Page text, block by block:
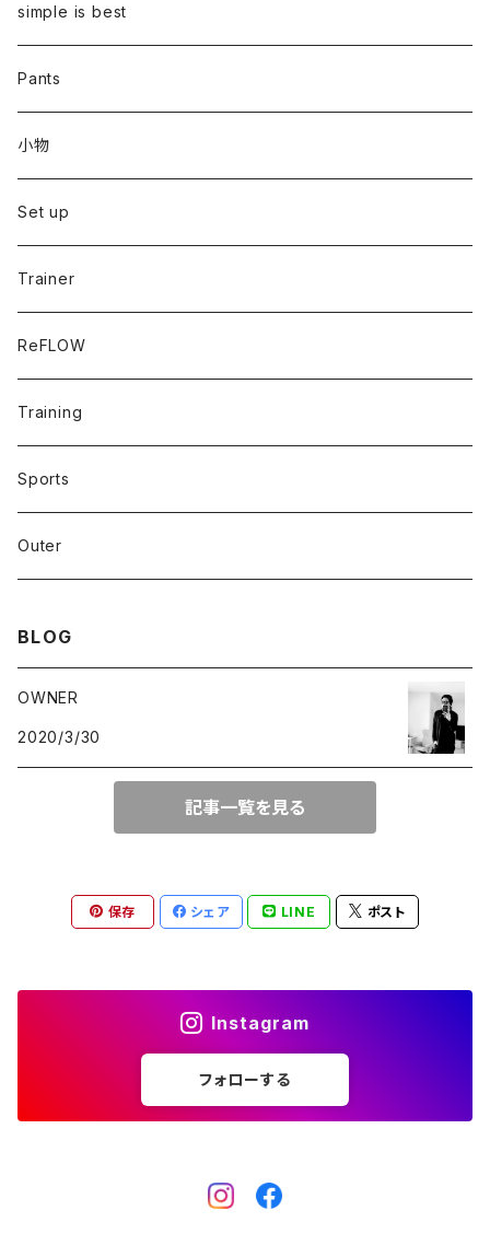
simple is best
Pants
小物
Set up
Trainer
ReFLOW
Training
Sports
Outer
BLOG
OWNER
2020/3/30
記事一覧を見る
保存 シェア LINE ポスト
Instagram
フォローする